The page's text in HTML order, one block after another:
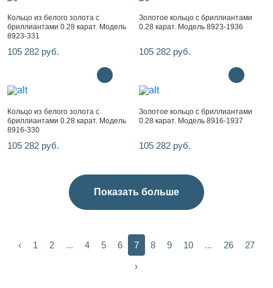
Кольцо из белого золота с
бриллиантами 0.28 карат. Модель
8923-331
105 282 руб.
Золотое кольцо с бриллиантами
0.28 карат. Модель 8923-1936
105 282 руб.
Кольцо из белого золота с
бриллиантами 0.28 карат. Модель
8916-330
105 282 руб.
Золотое кольцо с бриллиантами
0.28 карат. Модель 8916-1937
105 282 руб.
Показать больше
‹ 1 2 ... 4 5 6 7 8 9 10 ... 26 27
›